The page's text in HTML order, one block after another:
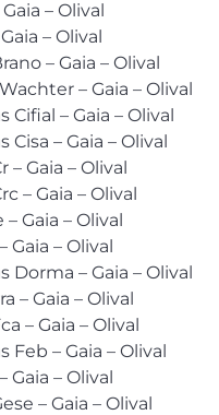
– Olival
– Olival
– Gaia – Olival
– Gaia – Olival
– Gaia – Olival
– Gaia – Olival
Gaia – Olival
– Gaia – Olival
Gaia – Olival
– Olival
– Gaia – Olival
– Gaia – Olival
– Gaia – Olival
– Gaia – Olival
Gaia – Olival
– Gaia – Olival